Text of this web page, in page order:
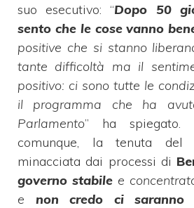
suo esecutivo: “Dopo 50
sento che le cose vanno
positive che si stanno
tante difficoltà ma il
positivo: ci sono tutte le
il programma che ha
Parlamento” ha spiegato.
comunque, la tenuta del
minacciata dai processi di
governo stabile e
e non credo ci saranno